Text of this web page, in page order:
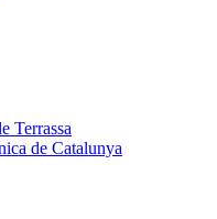
de Catalunya